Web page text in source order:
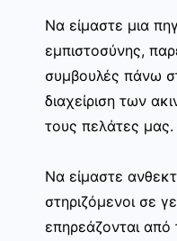
Να είμαστε μια
εμπιστοσύνης,
συμβουλές πάνω
διαχείριση των
τους πελάτες μας.
Να είμαστε
στηριζόμενοι σε
επηρεάζονται